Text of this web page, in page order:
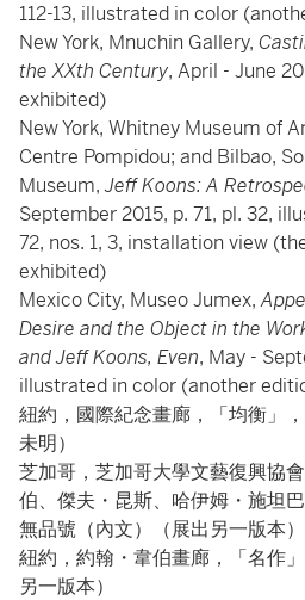
112-13, illustrated in color
New York, Mnuchin Gallery,
the XXth Century, April - June
exhibited)
New York, Whitney Museum of
Centre Pompidou; and Bilbao,
Museum,Jeff Koons: A
September 2015, p. 71, pl. 32,
72, nos. 1, 3, installation view
exhibited)
Mexico City, Museo Jumex,
Desire and the Object in the
and Jeff Koons, Even, May -
illustrated in color (another
紐約，國際紀念畫廊，「均衡」
未明）
芝加哥，芝加哥大學文藝復興協
伯、傑夫・昆斯、哈伊姆・施坦
無品號（內文）（展出另一版本）
紐約，約翰・韋伯畫廊，「名作
另一版本）